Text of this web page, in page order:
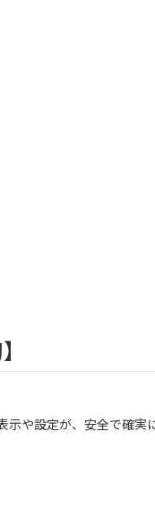
示や設定が、安全で確実